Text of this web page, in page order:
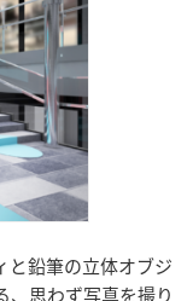
と鉛筆の立体オブジ
、思わず写真を撮り